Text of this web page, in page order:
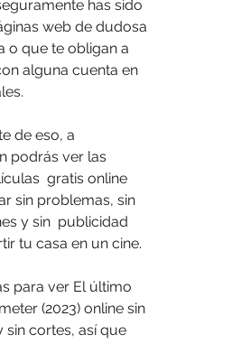
has sido
web de dudosa
o que te obligan a
alguna cuenta en
podrás ver las
gratis online
sin problemas, sin
y sin  publicidad
tu casa en un cine.
(2023) online sin
sin cortes, así que